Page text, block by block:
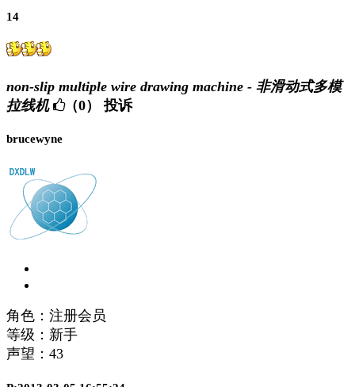
14
non-slip multiple wire drawing machine - 非滑动式多模
拉线机
（0） 投诉
brucewyne
角色：注册会员
等级：新手
声望： 43